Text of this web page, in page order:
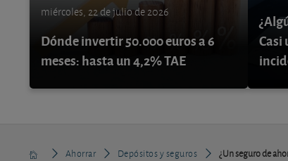
miércoles, 22 de julio de 2026
Dónde invertir 50.000 euros a 6
meses: hasta un 4,2% TAE
Casi
Ahorrar Depósitos y seguros ¿Un seguro de